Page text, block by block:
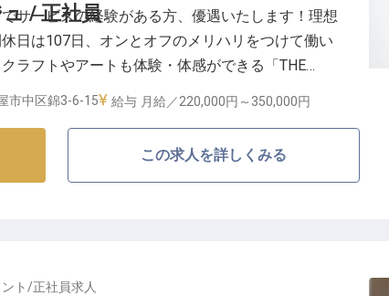
お客様の「ありがとう」の言葉がやりがいに繋が
ショナルとして成長できる職場です！
緒にホテルを盛り上げていきましょう！
/ 正社員
サービスの経験がある方、優遇いたします！理想
日は107日、オンとオフのメリハリをつけて働い
ラフトやアートも体験・体感ができる「THE
テーマに厳選された食材で作られたフレンチでお
市中区錦3-6-15 給与 月給／220,000円～ 350,000円
この求人を詳しくみる
ト /正社員求人